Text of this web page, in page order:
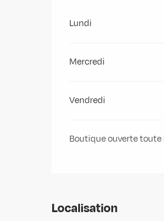
Lundi
Mercredi
Vendredi
Boutique ouverte toute
Localisation